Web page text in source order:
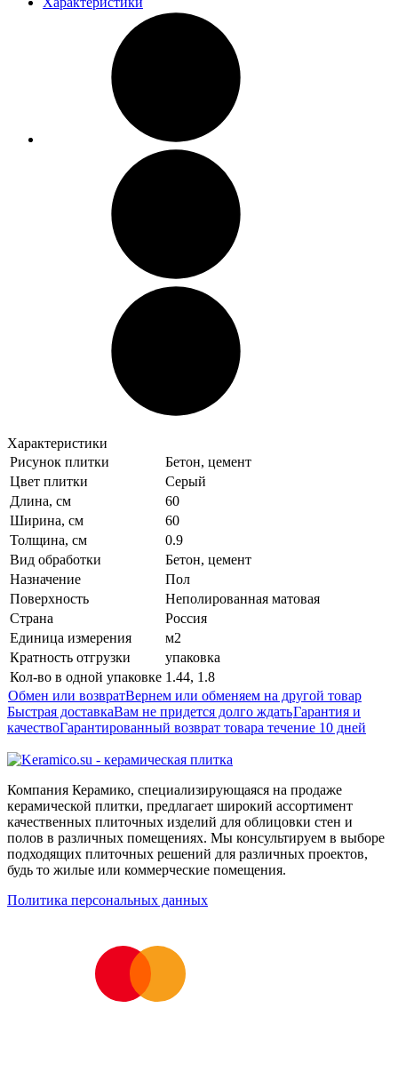
Характеристики
Рисунок плитки
Бетон, цемент
Цвет плитки
Серый
Длина, см
60
Ширина, см
60
Толщина, см
0.9
Вид обработки
Бетон, цемент
Назначение
Пол
Поверхность
Неполированная матовая
Страна
Россия
Единица измерения
м2
Кратность отгрузки
упаковка
Кол-во в одной упаковке 1.44, 1.8
Обмен или возвратВернем или обменяем на другой товар
Быстрая доставкаВам не придется долго ждатьГарантия и
качествоГарантированный возврат товара течение 10 дней
Компания Керамико, специализирующаяся на продаже
керамической плитки, предлагает широкий ассортимент
качественных плиточных изделий для облицовки стен и
полов в различных помещениях. Мы консультируем в выборе
подходящих плиточных решений для различных проектов,
будь то жилые или коммерческие помещения.
Политика персональных данных